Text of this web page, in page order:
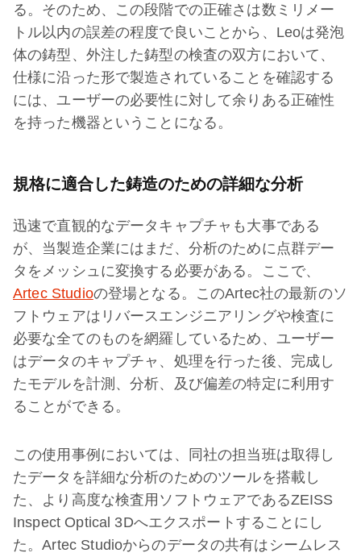
る。そのため、この段階での正確さは数ミリメー
トル以内の誤差の程度で良いことから、Leoは発泡
体の鋳型、外注した鋳型の検査の双方において、
仕様に沿った形で製造されていることを確認する
には、ユーザーの必要性に対して余りある正確性
を持った機器ということになる。
規格に適合した鋳造のための詳細な分析
迅速で直観的なデータキャプチャも大事である
が、当製造企業にはまだ、分析のために点群デー
タをメッシュに変換する必要がある。ここで、
Artec Studioの登場となる。このArtec社の最新のソ
フトウェアはリバースエンジニアリングや検査に
必要な全てのものを網羅しているため、ユーザー
はデータのキャプチャ、処理を行った後、完成し
たモデルを計測、分析、及び偏差の特定に利用す
ることができる。
この使用事例においては、同社の担当班は取得し
たデータを詳細な分析のためのツールを搭載し
た、より高度な検査用ソフトウェアであるZEISS
Inspect Optical 3Dへエクスポートすることにし
た。Artec Studioからのデータの共有はシームレス